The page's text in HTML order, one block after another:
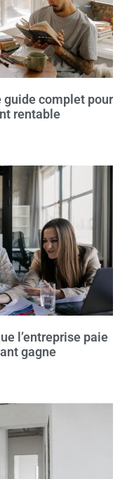
guide complet pour
rentable
l’entreprise paie
gagne